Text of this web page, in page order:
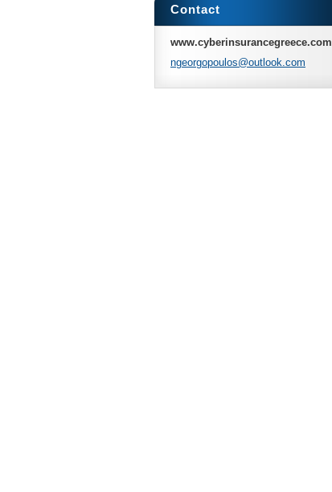
Contact
www.cyberinsurancegreece.com
ngeorgopoulos@outlook.com